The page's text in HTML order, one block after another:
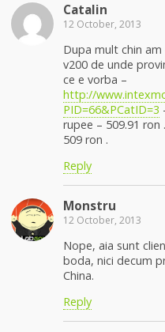
Catalin
12 October, 2013
Dupa mult chin
v200 de unde
ce e vorba –
http://
PID=66&PCatID=3
rupee – 509.91
509 ron .
Reply
Monstru
12 October, 2013
Nope, aia sunt
boda, nici decum
China.
Reply